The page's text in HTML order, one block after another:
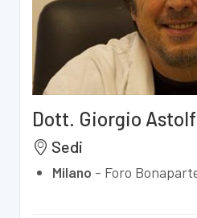
Dott. Giorgio
Sedi
Milano - Foro